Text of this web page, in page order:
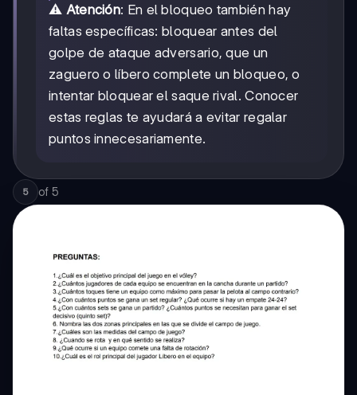
⚠️ Atención: En el bloqueo también hay
faltas específicas: bloquear antes del
golpe de ataque adversario, que un
zaguero o líbero complete un bloqueo, o
intentar bloquear el saque rival. Conocer
estas reglas te ayudará a evitar regalar
puntos innecesariamente.
5 of 5